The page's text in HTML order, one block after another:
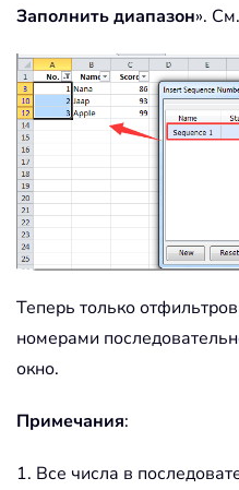
Заполнить диапазон».
Теперь только
номерами
окно.
Примечания:
1. Все числа в